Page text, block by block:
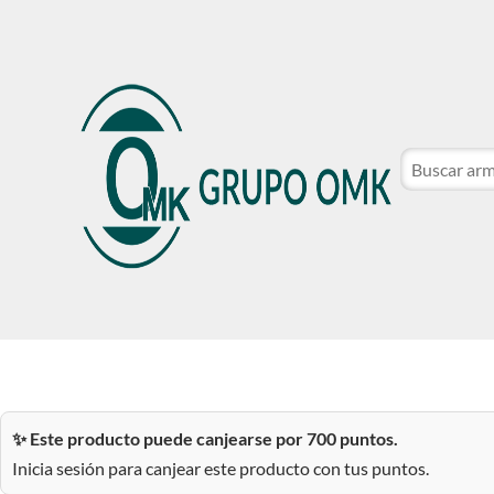
CATÁLOGO DE MARCAS
✨ Este producto puede canjearse por 700 puntos.
Inicia sesión para canjear este producto con tus puntos.